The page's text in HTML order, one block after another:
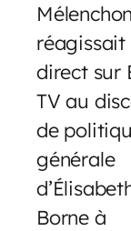
Mélenchon
réagissait
direct sur
TV au
de
générale
Borne à